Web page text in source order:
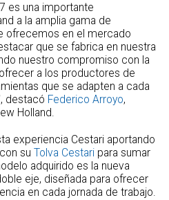
es una importante
a la amplia gama de
ofrecemos en el mercado
que se fabrica en nuestra
nuestro compromiso con la
a los productores de
que se adapten a cada
destacó Federico Arroyo,
Holland.
experiencia Cestari aportando
su Tolva Cestaripara sumar
adquirido es la nueva
eje, diseñada para ofrecer
en cada jornada de trabajo.